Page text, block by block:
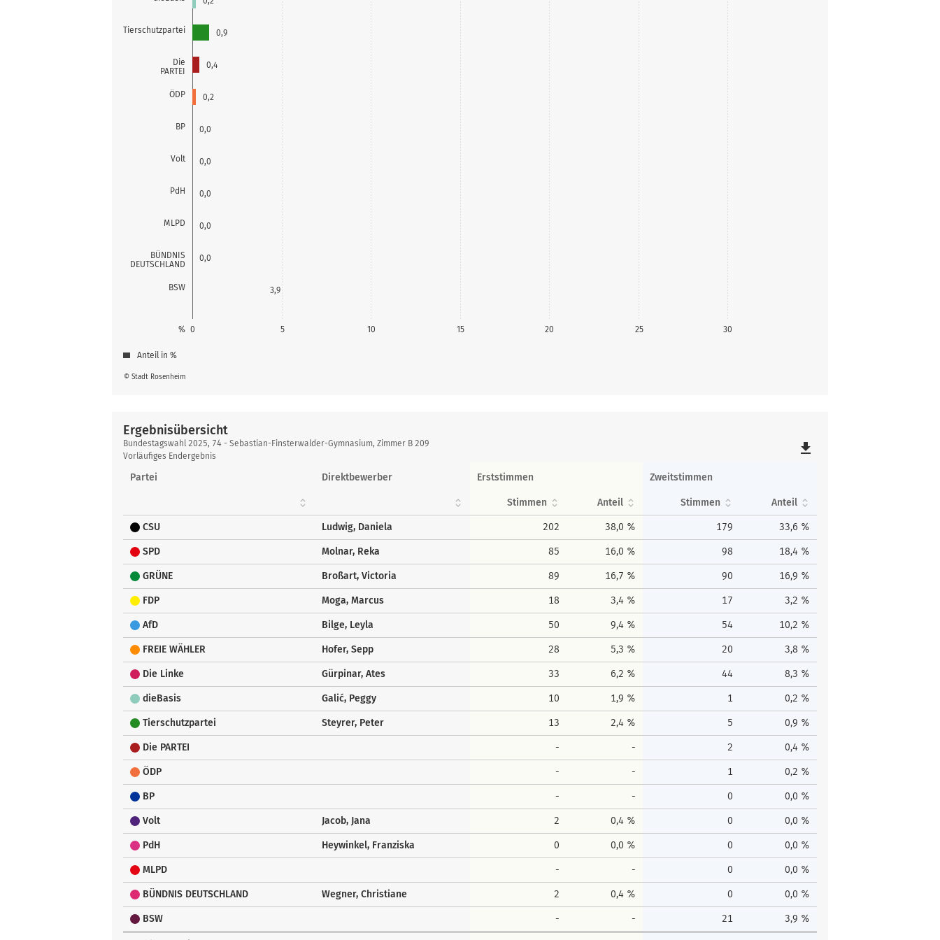
Tierschutzpartei
Die
PARTEI
ÖDP
BP
Volt
PdH
MLPD
BÜNDNIS
DEUTSCHLAND
BSW
0 5 10 15 20 25 30
%
0,9
0,4
0,2
0,0
0,0
0,0
0,0
0,0
3,9
© Stadt Rosenheim
Anteil in %
Ergebnisübersicht
Ergebnisübersicht
Bundestagswahl 2025, 74 - Sebastian-Finsterwalder-Gymnasium, Zimmer B 209
Vorläufiges Endergebnis
file_download
Partei Direktbewerber Erststimmen Zweitstimmen
Stimmen Anteil Stimmen Anteil
CSU Ludwig, Daniela 202 38,0 % 179 33,6 %
SPD Molnar, Reka 85 16,0 % 98 18,4 %
GRÜNE Broßart, Victoria 89 16,7 % 90 16,9 %
FDP Moga, Marcus 18 3,4 % 17 3,2 %
AfD Bilge, Leyla 50 9,4 % 54 10,2 %
FREIE WÄHLER Hofer, Sepp 28 5,3 % 20 3,8 %
Die Linke Gürpinar, Ates 33 6,2 % 44 8,3 %
dieBasis Galić, Peggy 10 1,9 % 1 0,2 %
Tierschutzpartei Steyrer, Peter 13 2,4 % 5 0,9 %
Die PARTEI - - 2 0,4 %
ÖDP - - 1 0,2 %
BP - - 0 0,0 %
Volt Jacob, Jana 2 0,4 % 0 0,0 %
PdH Heywinkel, Franziska 0 0,0 % 0 0,0 %
MLPD - - 0 0,0 %
BÜNDNIS DEUTSCHLAND Wegner, Christiane 2 0,4 % 0 0,0 %
BSW - - 21 3,9 %